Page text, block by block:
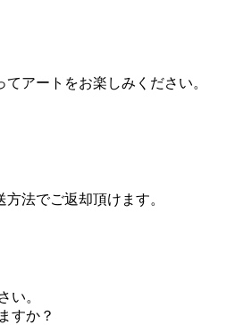
アートをお楽しみください。
法でご返却頂けます。
い。
すか？